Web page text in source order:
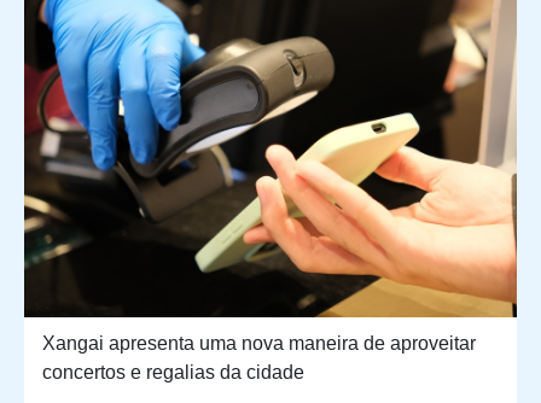
Xangai apresenta uma nova maneira de aproveitar
concertos e regalias da cidade